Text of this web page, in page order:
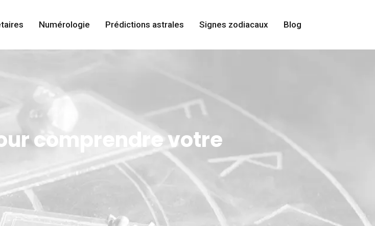
Numérologie Prédictions astrales Signes zodiacaux Blog
comprendre votre